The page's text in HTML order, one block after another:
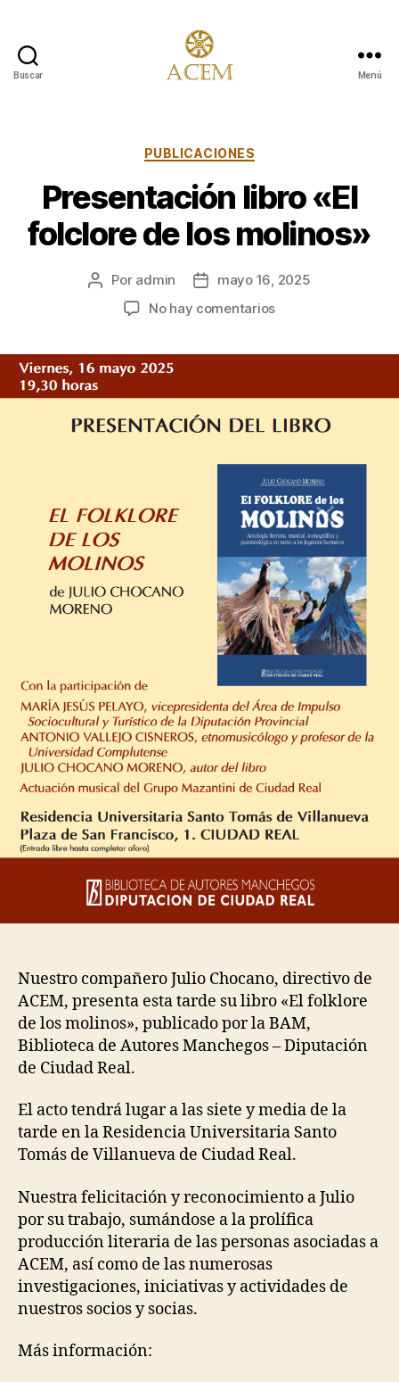
Buscar
Conservación
Estudio
de
los
Molinos
Menú
Categorías
PUBLICACIONES
Presentación libro «El
folclore de los molinos»
Autor
Por admin
Fechamayo 16, 2025
No hay comentariosen
los
Nuestro compañero Julio Chocano, directivo de
ACEM, presenta esta tarde su libro «El folklore
de los molinos», publicado por la BAM,
Biblioteca de Autores Manchegos – Diputación
de Ciudad Real.
El acto tendrá lugar a las siete y media de la
tarde en la Residencia Universitaria Santo
Tomás de Villanueva de Ciudad Real.
Nuestra felicitación y reconocimiento a Julio
por su trabajo, sumándose a la prolífica
producción literaria de las personas asociadas a
ACEM, así como de las numerosas
investigaciones, iniciativas y actividades de
nuestros socios y socias.
Más información: